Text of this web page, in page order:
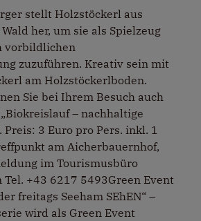
stellt Holzstöckerl aus
her, um sie als Spielzeug
vorbildlichen
zuzuführen. Kreativ sein mit
am Holzstöckerlboden.
Sie bei Ihrem Besuch auch
– nachhaltige
3 Euro pro Pers. inkl. 1
am Aicherbauernhof,
im Tourismusbüro
Tel. +43 6217 5493Green Event
freitags Seeham SEhEN“ –
wird als Green Event